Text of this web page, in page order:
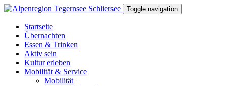
Direkt zum Inhalt Toggle navigation
Startseite
Übernachten
Essen & Trinken
Aktiv sein
Kultur erleben
Mobilität & Service
Mobilität